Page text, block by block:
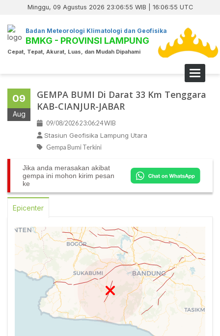
Minggu, 09 Agustus 2026 23:06:55 WIB | 16:06:55 UTC
Badan Meteorologi Klimatologi dan Geofisika
BMKG - PROVINSI LAMPUNG
Cepat, Tepat, Akurat, Luas, dan Mudah Dipahami
Toggle
09
Aug
GEMPA BUMI Di Darat 33 Km Tenggara
KAB-CIANJUR-JABAR
09/08/2026 23:06:24 WIB
Stasiun Geofisika Lampung Utara
Gempa Bumi Terkini
Jika anda merasakan akibat
gempa ini mohon kirim pesan
ke
Epicenter